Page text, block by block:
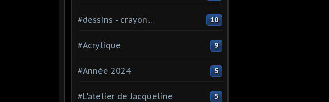
#dessins - crayon.... 10
#Acrylique 9
#Année 2024 5
#L'atelier de Jacqueline 5